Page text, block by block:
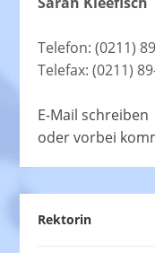
Telefon: (0211)
Telefax: (0211)
E-Mail schreiben
oder vorbei
Rektorin